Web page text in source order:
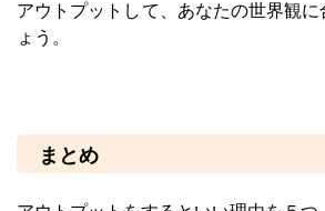
アウトプットして、あなたの世界観
ょう。
まとめ